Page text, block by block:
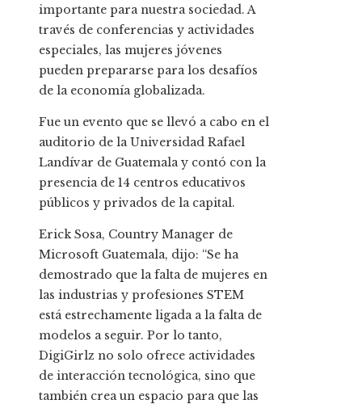
importante para nuestra sociedad. A
través de conferencias y actividades
especiales, las mujeres jóvenes
pueden prepararse para los desafíos
de la economía globalizada.
Fue un evento que se llevó a cabo en el
auditorio de la Universidad Rafael
Landívar de Guatemala y contó con la
presencia de 14 centros educativos
públicos y privados de la capital.
Erick Sosa, Country Manager de
Microsoft Guatemala, dijo: “Se ha
demostrado que la falta de mujeres en
las industrias y profesiones STEM
está estrechamente ligada a la falta de
modelos a seguir. Por lo tanto,
DigiGirlz no solo ofrece actividades
de interacción tecnológica, sino que
también crea un espacio para que las